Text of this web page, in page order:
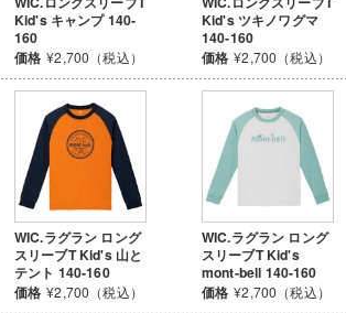
Kid's キャンプ 140-
160
価格 ¥2,700（税込）
Kid's ツキノワグマ
140-160
価格 ¥2,700（税込）
WIC.ラグラン ロング
スリーブT Kid's 山と
テント 140-160
価格 ¥2,700（税込）
WIC.ラグラン ロング
スリーブT Kid's
mont‐bell 140-160
価格 ¥2,700（税込）